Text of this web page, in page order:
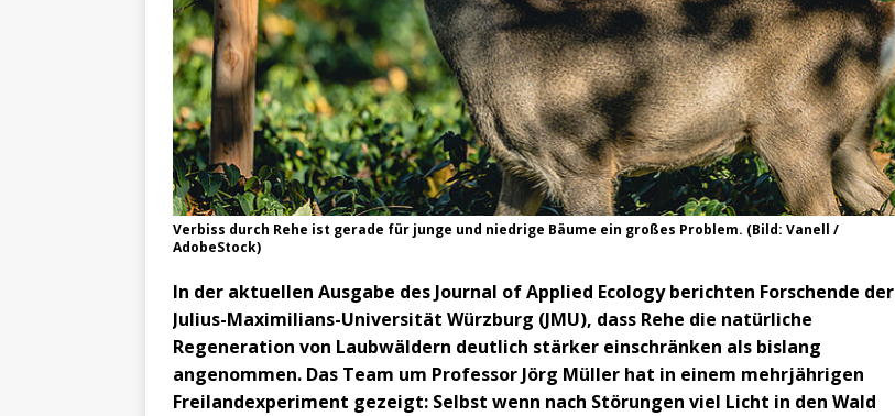
Verbiss durch Rehe ist gerade für junge und niedrige Bäume ein großes Problem. (Bild: Vanell /
AdobeStock)
In der aktuellen Ausgabe des Journal of Applied Ecology berichten Forschende der
Julius-Maximilians-Universität Würzburg (JMU), dass Rehe die natürliche
Regeneration von Laubwäldern deutlich stärker einschränken als bislang
angenommen. Das Team um Professor Jörg Müller hat in einem mehrjährigen
Freilandexperiment gezeigt: Selbst wenn nach Störungen viel Licht in den Wald